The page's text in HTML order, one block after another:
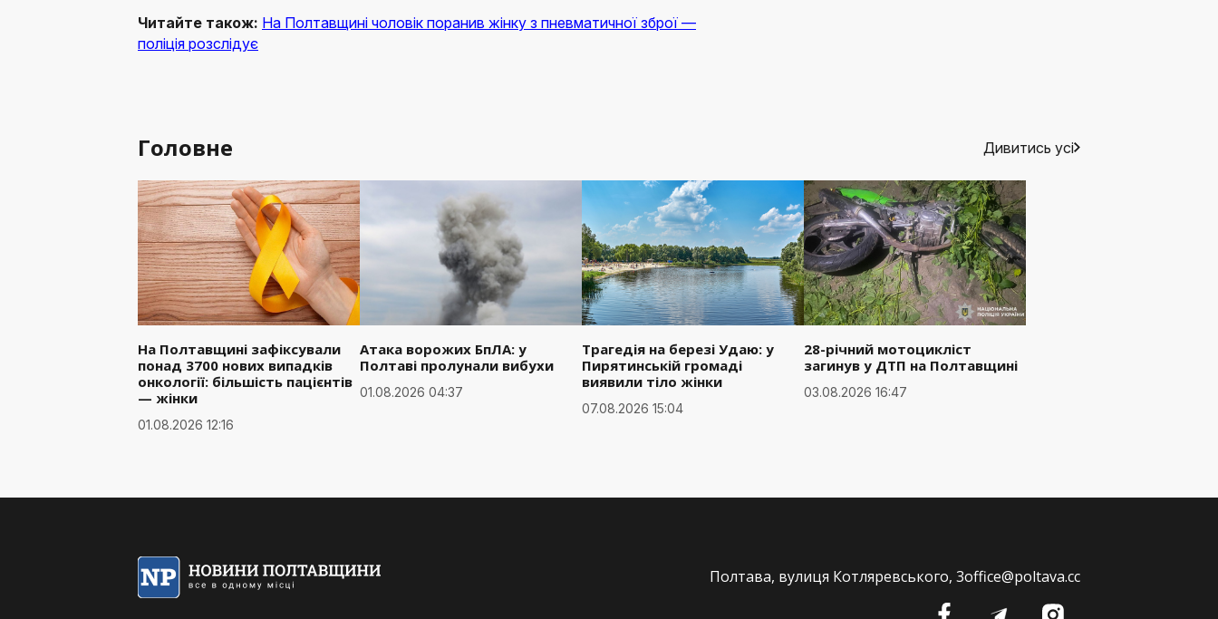
Читайте також: На Полтавщині чоловік поранив жінку з пневматичної зброї —
поліція розслідує
Головне Дивитись усі
На Полтавщині зафіксували
понад 3700 нових випадків
онкології: більшість пацієнтів
— жінки
01.08.2026 12:16
Атака ворожих БпЛА: у
Полтаві пролунали вибухи
01.08.2026 04:37
Трагедія на березі Удаю: у
Пирятинській громаді
виявили тіло жінки
07.08.2026 15:04
28-річний мотоцикліст
загинув у ДТП на Полтавщині
03.08.2026 16:47
Полтава, вулиця Котляревського, 3office@poltava.cc